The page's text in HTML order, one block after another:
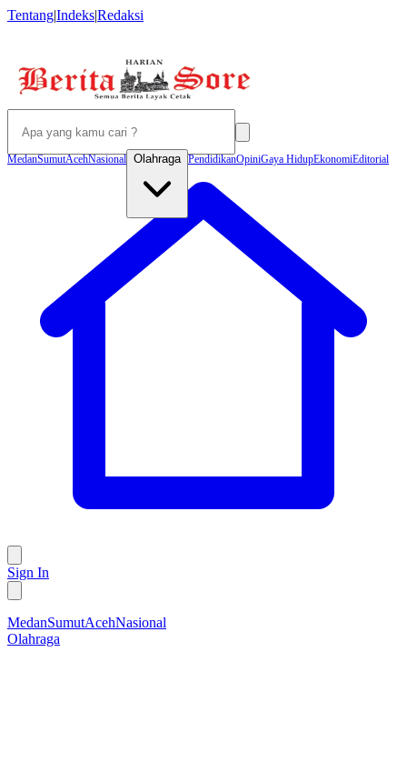
Tentang|Indeks|Redaksi
MedanSumutAcehNasional Olahraga PendidikanOpiniGaya HidupEkonomiEditorial
Sign In
MedanSumutAcehNasional
Olahraga